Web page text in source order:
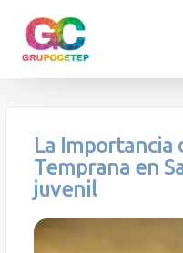
La Importancia
Temprana en
juvenil